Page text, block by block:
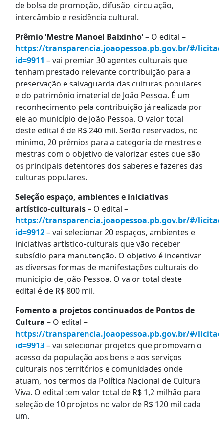
de bolsa de promoção, difusão, circulação,
intercâmbio e residência cultural.
Prêmio ‘Mestre Manoel Baixinho’ – O edital –
https://transparencia.joaopessoa.pb.gov.br/#/
id=9911 – vai premiar 30 agentes culturais que
tenham prestado relevante contribuição para a
preservação e salvaguarda das culturas populares
e do patrimônio imaterial de João Pessoa. É um
reconhecimento pela contribuição já realizada por
ele ao município de João Pessoa. O valor total
deste edital é de R$ 240 mil. Serão reservados, no
mínimo, 20 prêmios para a categoria de mestres e
mestras com o objetivo de valorizar estes que são
os principais detentores dos saberes e fazeres das
culturas populares.
Seleção espaço, ambientes e iniciativas
artístico-culturais – O edital –
https://transparencia.joaopessoa.pb.gov.br/#/
id=9912– vai selecionar 20 espaços, ambientes e
iniciativas artístico-culturais que vão receber
subsídio para manutenção. O objetivo é incentivar
as diversas formas de manifestações culturais do
município de João Pessoa. O valor total deste
edital é de R$ 800 mil.
Fomento a projetos continuados de Pontos de
Cultura – O edital –
https://transparencia.joaopessoa.pb.gov.br/#/
id=9913– vai selecionar projetos que promovam o
acesso da população aos bens e aos serviços
culturais nos territórios e comunidades onde
atuam, nos termos da Política Nacional de Cultura
Viva. O edital tem valor total de R$ 1,2 milhão para
seleção de 10 projetos no valor de R$ 120 mil cada
um.